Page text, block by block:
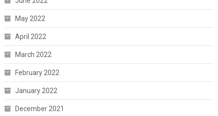
May 2022
April 2022
March 2022
February 2022
January 2022
December 2021